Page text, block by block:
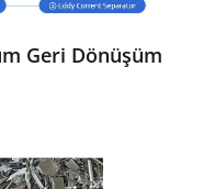
Geri Dönüşüm